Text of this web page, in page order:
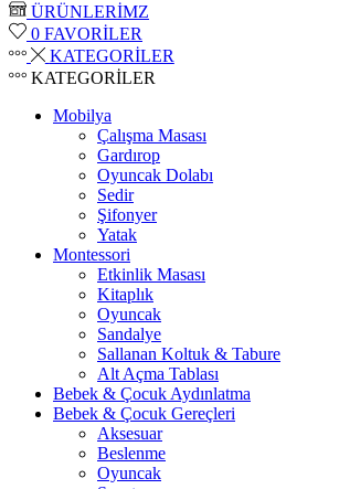
ÜRÜNLERİMZ
0 FAVORİLER
KATEGORİLER
KATEGORİLER
Mobilya
Çalışma Masası
Gardırop
⁠Oyuncak Dolabı
Sedir
Şifonyer
Yatak
Montessori
Etkinlik Masası
Kitaplık
Oyuncak
Sandalye
Sallanan Koltuk & Tabure
Alt Açma Tablası
Bebek & Çocuk Aydınlatma
Bebek & Çocuk Gereçleri
Aksesuar
Beslenme
Oyuncak